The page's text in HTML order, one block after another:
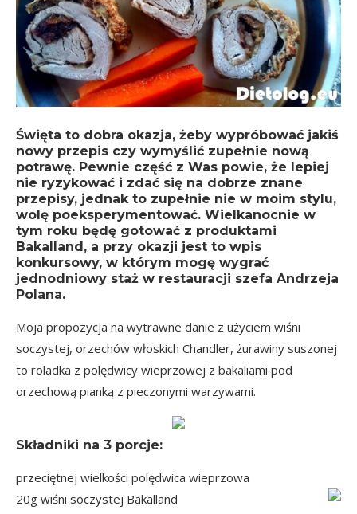
Święta to dobra okazja, żeby wypróbować jakiś
nowy przepis czy wymyślić zupełnie nową
potrawę. Pewnie część z Was powie, że lepiej
nie ryzykować i zdać się na dobrze znane
przepisy, jednak to zupełnie nie w moim stylu,
wolę poeksperymentować. Wielkanocnie w
tym roku będę gotować z produktami
Bakalland, a przy okazji jest to wpis
konkursowy, w którym mogę wygrać
jednodniowy staż w restauracji szefa Andrzeja
Polana.
Moja propozycja na wytrawne danie z użyciem wiśni
soczystej, orzechów włoskich Chandler, żurawiny suszonej
to roladka z polędwicy wieprzowej z bakaliami pod
orzechową pianką z pieczonymi warzywami.
Składniki na 3 porcje:
przeciętnej wielkości polędwica wieprzowa
20g wiśni soczystej Bakalland